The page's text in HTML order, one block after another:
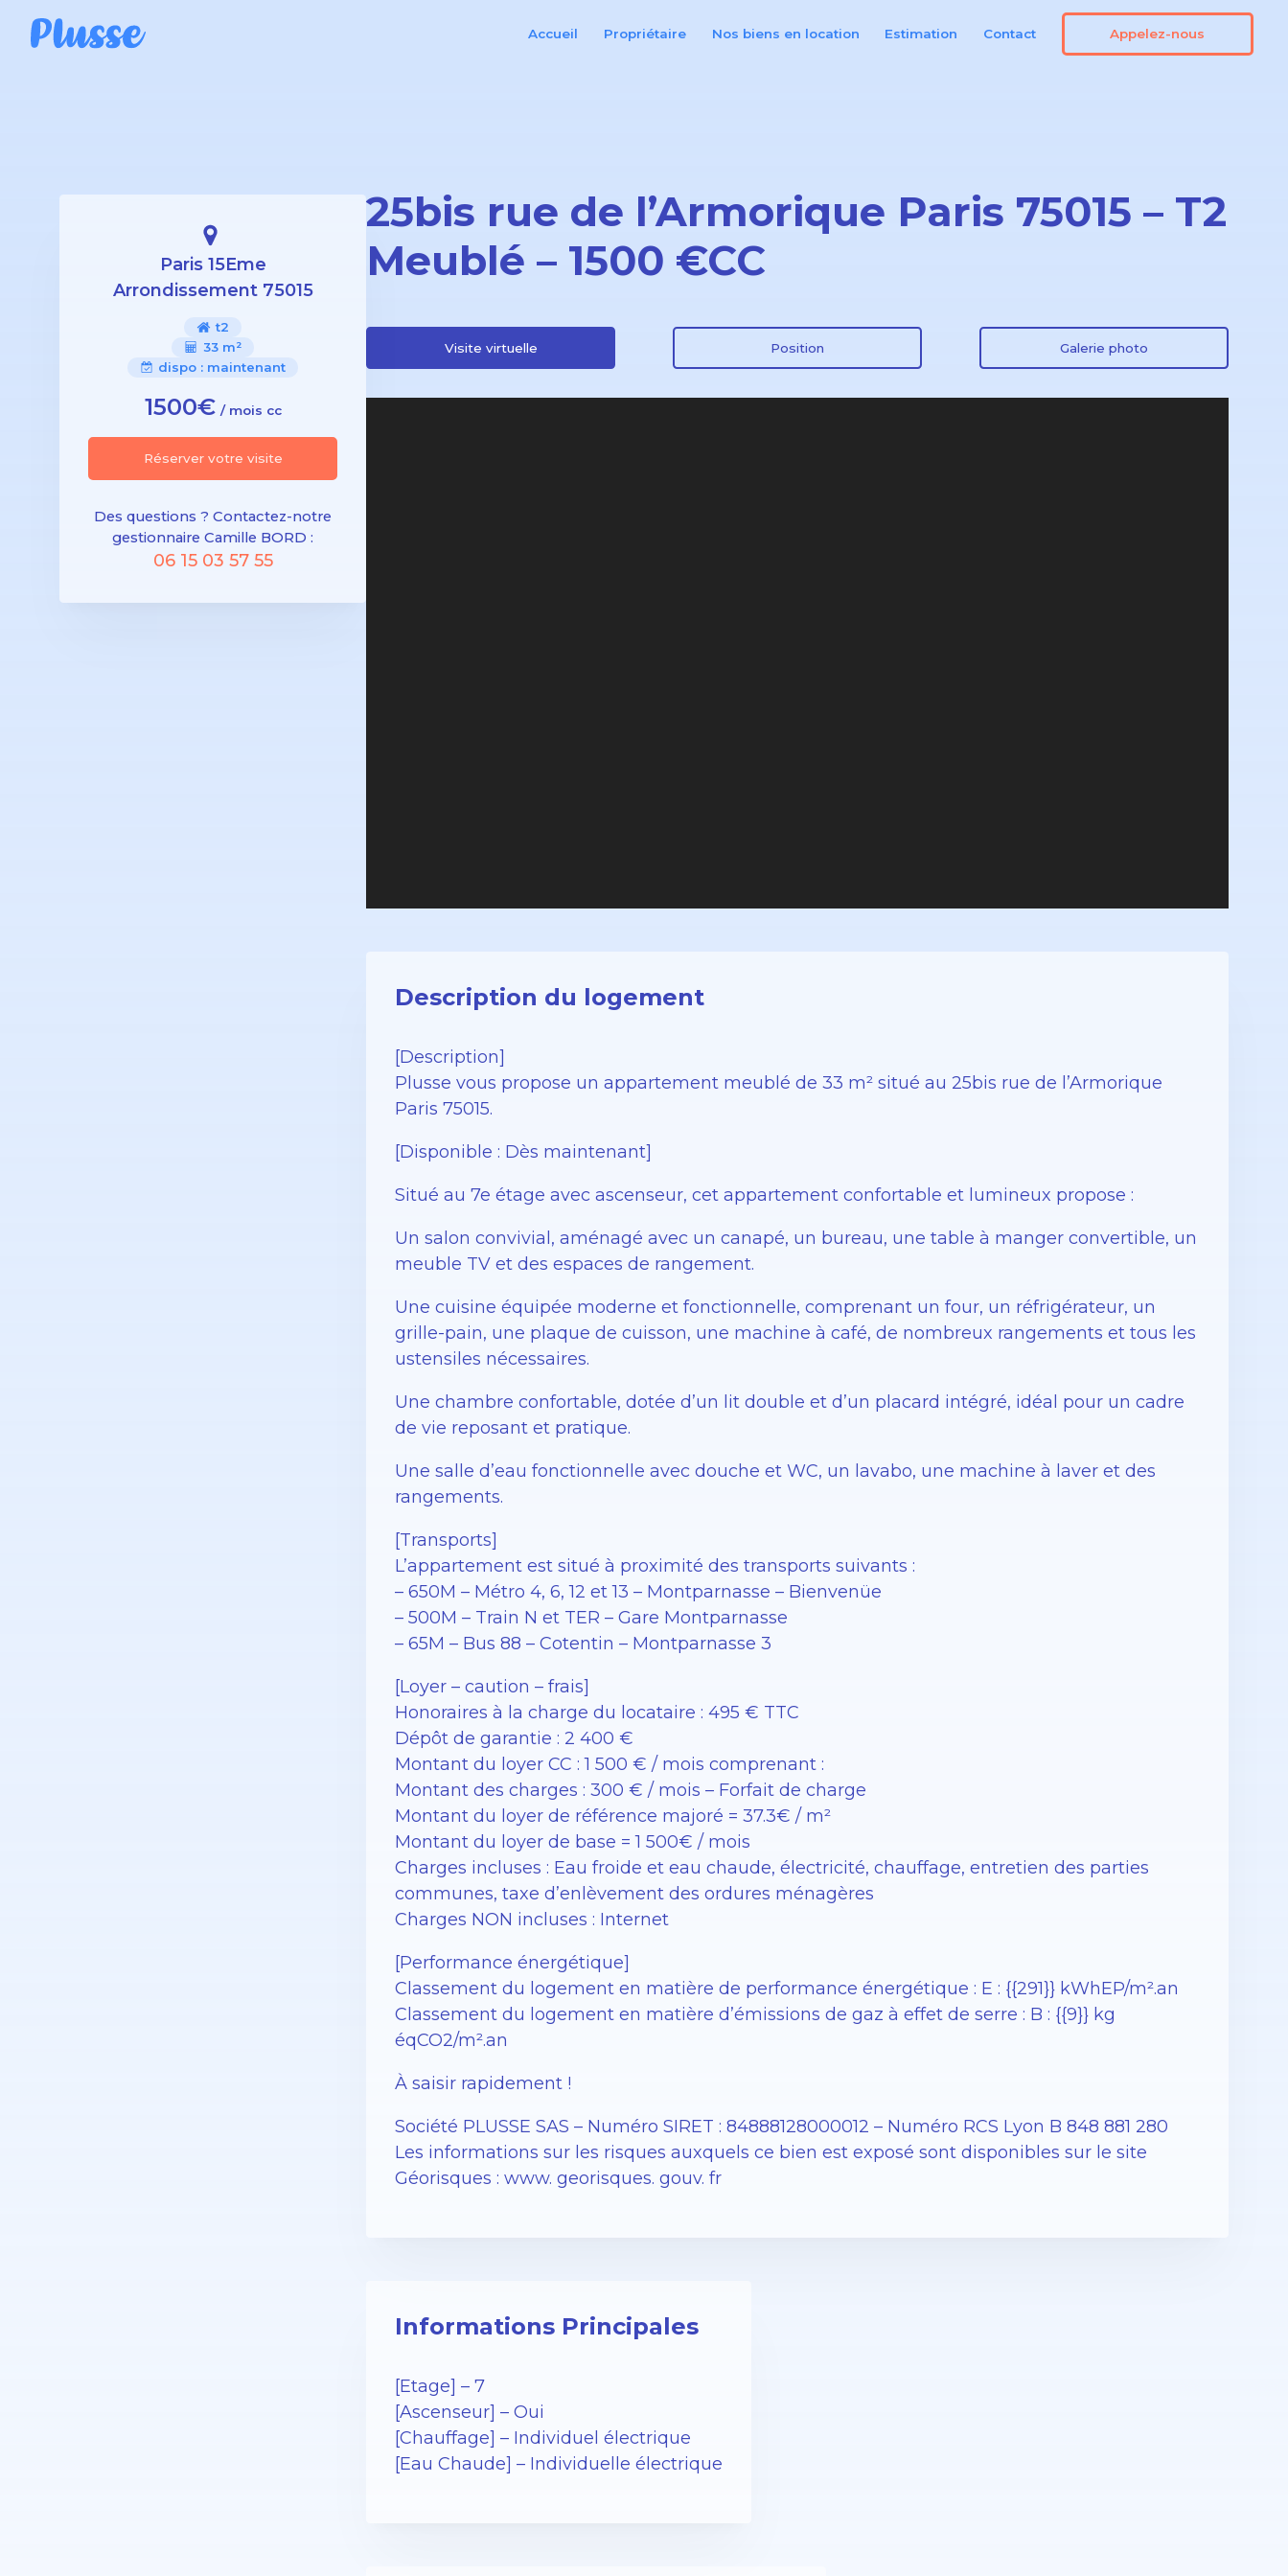
Accueil Propriétaire Nos biens en location Estimation Contact Appelez-nous
Paris 15Eme
Arrondissement 75015
t2
33 m²
dispo : maintenant
1500€ / mois cc
Réserver votre visite
Des questions ? Contactez-notre
gestionnaire Camille BORD :
06 15 03 57 55
25bis rue de l’Armorique Paris 75015 – T2
Meublé – 1500 €CC
Visite virtuelle Position Galerie photo
Description du logement
[Description]
Plusse vous propose un appartement meublé de 33 m² situé au 25bis rue de l’Armorique
Paris 75015.
[Disponible : Dès maintenant]
Situé au 7e étage avec ascenseur, cet appartement confortable et lumineux propose :
Un salon convivial, aménagé avec un canapé, un bureau, une table à manger convertible, un
meuble TV et des espaces de rangement.
Une cuisine équipée moderne et fonctionnelle, comprenant un four, un réfrigérateur, un
grille-pain, une plaque de cuisson, une machine à café, de nombreux rangements et tous les
ustensiles nécessaires.
Une chambre confortable, dotée d’un lit double et d’un placard intégré, idéal pour un cadre
de vie reposant et pratique.
Une salle d’eau fonctionnelle avec douche et WC, un lavabo, une machine à laver et des
rangements.
[Transports]
L’appartement est situé à proximité des transports suivants :
– 650M – Métro 4, 6, 12 et 13 – Montparnasse – Bienvenüe
– 500M – Train N et TER – Gare Montparnasse
– 65M – Bus 88 – Cotentin – Montparnasse 3
[Loyer – caution – frais]
Honoraires à la charge du locataire : 495 € TTC
Dépôt de garantie : 2 400 €
Montant du loyer CC : 1 500 € / mois comprenant :
Montant des charges : 300 € / mois – Forfait de charge
Montant du loyer de référence majoré = 37.3€ / m²
Montant du loyer de base = 1 500€ / mois
Charges incluses : Eau froide et eau chaude, électricité, chauffage, entretien des parties
communes, taxe d’enlèvement des ordures ménagères
Charges NON incluses : Internet
[Performance énergétique]
Classement du logement en matière de performance énergétique : E : {{291}} kWhEP/m².an
Classement du logement en matière d’émissions de gaz à effet de serre : B : {{9}} kg
éqCO2/m².an
À saisir rapidement !
Société PLUSSE SAS – ​​Numéro SIRET : 84888128000012 – Numéro RCS Lyon B 848 881 280
Les informations sur les risques auxquels ce bien est exposé sont disponibles sur le site
Géorisques : www. georisques. gouv. fr
Informations Principales
[Etage] – 7
[Ascenseur] – Oui
[Chauffage] – Individuel électrique
[Eau Chaude] – Individuelle électrique